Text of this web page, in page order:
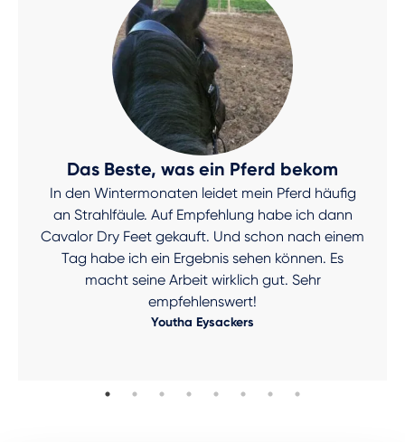
Das Beste, was ein Pferd bekom
In den Wintermonaten leidet mein Pferd häufig
an Strahlfäule. Auf Empfehlung habe ich dann
Cavalor Dry Feet gekauft. Und schon nach einem
Tag habe ich ein Ergebnis sehen können. Es
macht seine Arbeit wirklich gut. Sehr
empfehlenswert!
Youtha Eysackers